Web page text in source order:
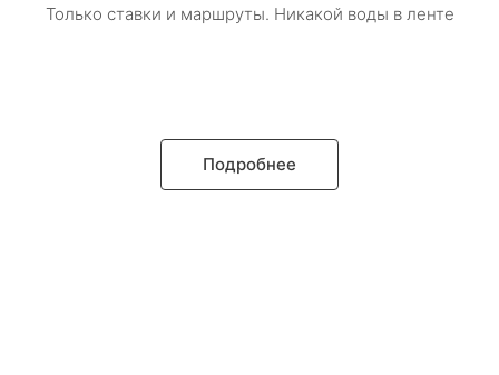
Только ставки и маршруты. Никакой воды в ленте
Подробнее